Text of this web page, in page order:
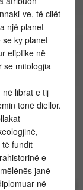
ve, të cilët
një planet
ky planet
eliptike në
se mitologjia
librat e tij
tonë diellor.
fundit
e
janë
në